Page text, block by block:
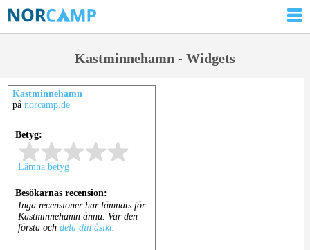
Kastminnehamn - Widgets
Kastminnehamn
på norcamp.de